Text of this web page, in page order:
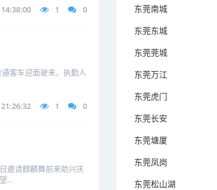
1 0
客车迎面驶来，执勤人
1 0
邀请麒麟舞前来助兴庆
...
东莞南城
东莞东城
东莞莞城
东莞万江
东莞虎门
东莞长安
东莞塘厦
东莞凤岗
东莞松山湖